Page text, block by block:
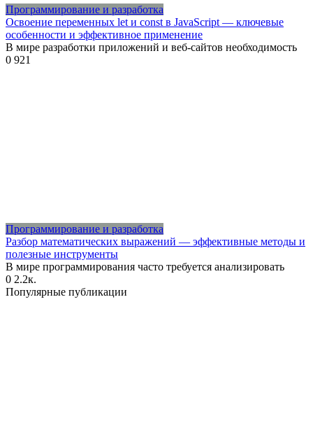
Программирование и разработка
Освоение переменных let и const в JavaScript — ключевые
особенности и эффективное применение
В мире разработки приложений и веб-сайтов необходимость
0 921
Программирование и разработка
Разбор математических выражений — эффективные методы и
полезные инструменты
В мире программирования часто требуется анализировать
0 2.2к.
Популярные публикации